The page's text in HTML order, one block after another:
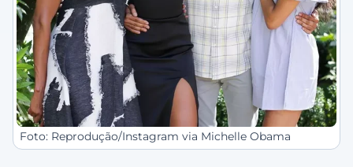
Foto: Reprodução/Instagram via Michelle Obama